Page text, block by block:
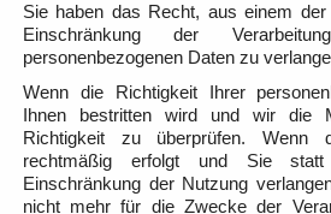
Sie haben das Recht, aus einem der
Einschränkung der
personenbezogenen Daten zu
Wenn die Richtigkeit Ihrer
Ihnen bestritten wird und wir die
Richtigkeit zu überprüfen. Wenn
rechtmäßig erfolgt und Sie
Einschränkung der Nutzung
nicht mehr für die Zwecke der